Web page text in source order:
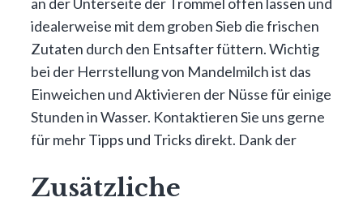
idealerweise mit dem groben Sieb die frischen
Zutaten durch den Entsafter füttern. Wichtig
bei der Herrstellung von Mandelmilch ist das
Einweichen und Aktivieren der Nüsse für einige
Stunden in Wasser. Kontaktieren Sie uns gerne
für mehr Tipps und Tricks direkt. Dank der
Zusätzliche